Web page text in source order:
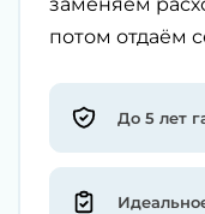
потом отдаём
До 5 лет